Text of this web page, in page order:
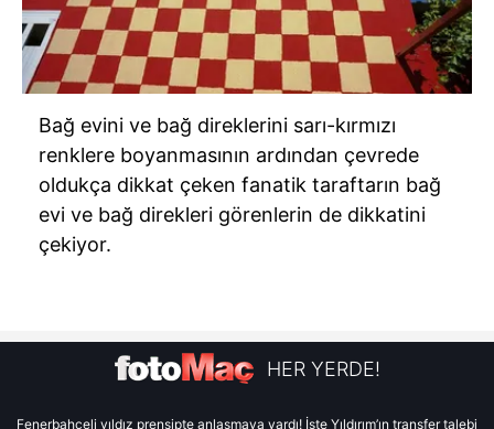
Bağ evini ve bağ direklerini sarı-kırmızı
renklere boyanmasının ardından çevrede
oldukça dikkat çeken fanatik taraftarın bağ
evi ve bağ direkleri görenlerin de dikkatini
çekiyor.
HER YERDE!
Fenerbahçeli yıldız prensipte anlaşmaya vardı! İşte Yıldırım’ın transfer talebi